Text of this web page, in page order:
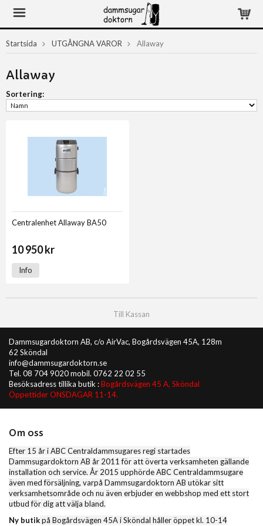
Startsida UTGÅNGNA VAROR Allaway
Allaway
Sortering:
Centralenhet Allaway BA50
10 950 kr
Info
Till Kassan
Dammsugardoktorn AB, c/o AirVac, Bogårdsvägen 45A, 128m
62 Sköndal
info@dammsugardoktorn.se
Tel. 08 704 9020 mobil. 0762 22 02 55
Besöksadress tillika butik :Bogårdsvägen 45 A, Sköndal
Öppettider ONSDAGAR 11-14.
Om oss
Efter 15 år i ABC Centraldammsugares regi startades
Dammsugardoktorn AB år 2011 för att överta verksamheten gällande
installation och service. År 2015 upphörde ABC Centraldammsugare
även med försäljning, varpå Dammsugardoktorn AB utökar sitt
verksamhetsområde och nu även erbjuder en webbshop med ett stort
utbud för dig att välja bland.
Ny butikpå Bogårdsvägen 45A i Sköndal håller öppet kl. 10-14